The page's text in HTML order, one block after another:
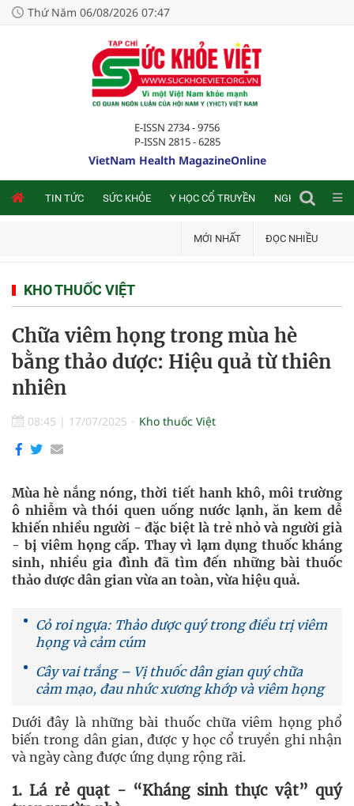
Thứ Năm 06/08/2026 07:47
E-ISSN 2734 - 9756
P-ISSN 2815 - 6285
VietNam Health MagazineOnline
TIN TỨC SỨC KHỎE Y HỌC CỔ TRUYỀN NGHIÊN CỨU
MỚI NHẤT ĐỌC NHIỀU
KHO THUỐC VIỆT
Chữa viêm họng trong mùa hè
bằng thảo dược: Hiệu quả từ thiên
nhiên
08:45 | 17/07/2025 Kho thuốc Việt
Mùa hè nắng nóng, thời tiết hanh khô, môi trường
ô nhiễm và thói quen uống nước lạnh, ăn kem dễ
khiến nhiều người - đặc biệt là trẻ nhỏ và người già
- bị viêm họng cấp. Thay vì lạm dụng thuốc kháng
sinh, nhiều gia đình đã tìm đến những bài thuốc
thảo dược dân gian vừa an toàn, vừa hiệu quả.
Cỏ roi ngựa: Thảo dược quý trong điều trị viêm
họng và cảm cúm
Cây vai trắng – Vị thuốc dân gian quý chữa
cảm mạo, đau nhức xương khớp và viêm họng
Dưới đây là những bài thuốc chữa viêm họng phổ
biến trong dân gian, được y học cổ truyền ghi nhận
và ngày càng được ứng dụng rộng rãi.
1. Lá rẻ quạt - “Kháng sinh thực vật” quý